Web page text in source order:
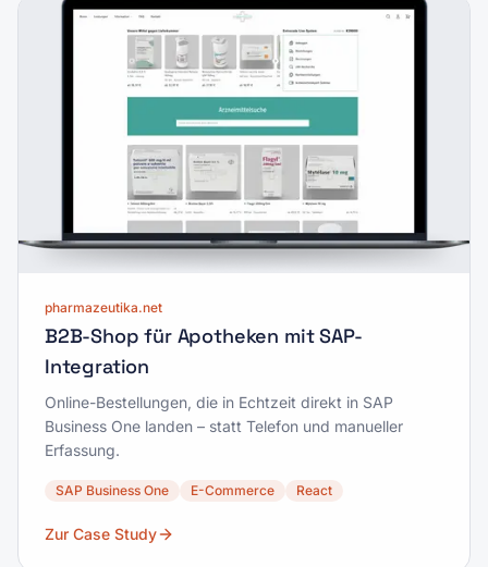
pharmazeutika.net
B2B-Shop für Apotheken mit SAP-
Integration
Online-Bestellungen, die in Echtzeit direkt in SAP
Business One landen – statt Telefon und manueller
Erfassung.
SAP Business One E-Commerce React
Zur Case Study